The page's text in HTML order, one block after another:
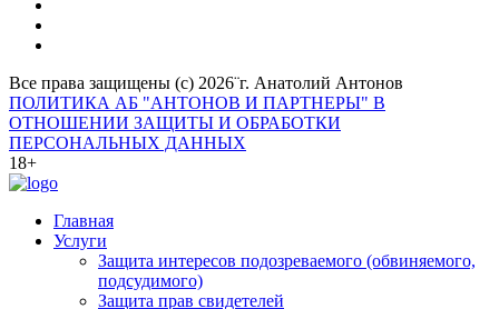
Все права защищены (с) 2026¨г. Анатолий Антонов
ПОЛИТИКА АБ "АНТОНОВ И ПАРТНЕРЫ" В
ОТНОШЕНИИ ЗАЩИТЫ И ОБРАБОТКИ
ПЕРСОНАЛЬНЫХ ДАННЫХ
18+
Главная
Услуги
Защита интересов подозреваемого (обвиняемого,
подсудимого)
Защита прав свидетелей